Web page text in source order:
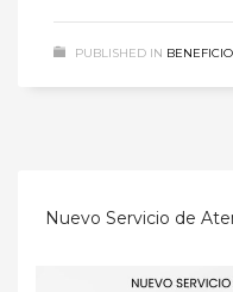
PUBLISHED IN
Nuevo Servicio de